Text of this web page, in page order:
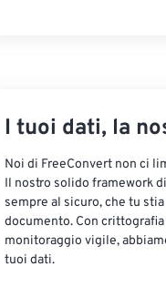
I tuoi dati, la
Noi di FreeConvert non ci
Il nostro solido framework
sempre al sicuro, che tu
documento. Con
monitoraggio vigile,
tuoi dati.